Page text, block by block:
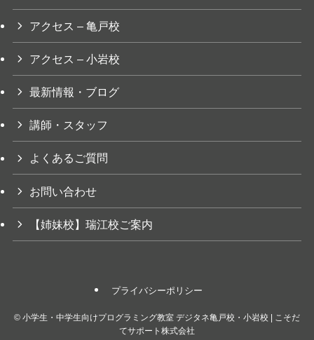
アクセス – 亀戸校
アクセス – 小岩校
最新情報・ブログ
講師・スタッフ
よくあるご質問
お問い合わせ
【姉妹校】瑞江校ご案内
プライバシーポリシー
© 小学生・中学生向けプログラミング教室 デジタネ亀戸校・小岩校 | こそだ
てサポート株式会社